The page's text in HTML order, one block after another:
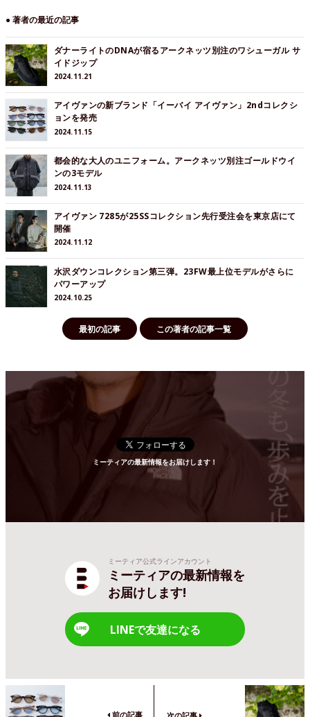
● 著者の最近の記事
ダナーライトのDNAが宿るアークネッツ別注のワシューガル サ
イドジップ
2024.11.21
アイヴァンの新ブランド「イーバイ アイヴァン」2ndコレクシ
ョンを発売
2024.11.15
都会的な大人のユニフォーム。アークネッツ別注ゴールドウイ
ンの3モデル
2024.11.13
アイヴァン 7285が25SSコレクション先行受注会を東京店にて
開催
2024.11.12
水沢ダウンコレクション第三弾。23FW最上位モデルがさらに
パワーアップ
2024.10.25
最初の記事 この著者の記事一覧
ミーティアの最新情報をお届けします！
ミーティア公式ラインアカウント
ミーティアの最新情報を
お届けします!
LINEで友達になる
前の記事